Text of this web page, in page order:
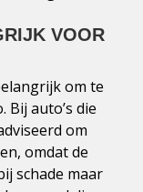
VOOR
om te
Bij auto’s die
om
omdat de
schade maar